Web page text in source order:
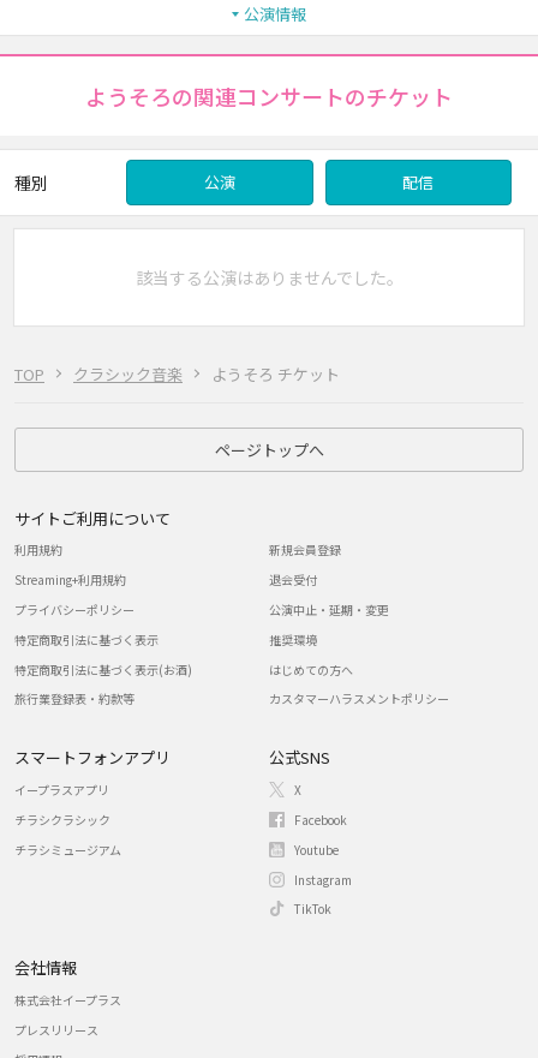
TOP クラシック音楽 ようそろ チケット
公演情報
ようそろの関連コンサートのチケット
種別 公演 配信
該当する公演はありませんでした。
ページトップへ
サイトご利用について
利用規約
Streaming+利用規約
プライバシーポリシー
特定商取引法に基づく表示
特定商取引法に基づく表示(お酒)
旅行業登録表・約款等
新規会員登録
退会受付
公演中止・延期・変更
推奨環境
はじめての方へ
カスタマーハラスメントポリシー
スマートフォンアプリ
イープラスアプリ
チラシクラシック
チラシミュージアム
公式SNS
X
Facebook
Youtube
Instagram
TikTok
会社情報
株式会社イープラス
プレスリリース